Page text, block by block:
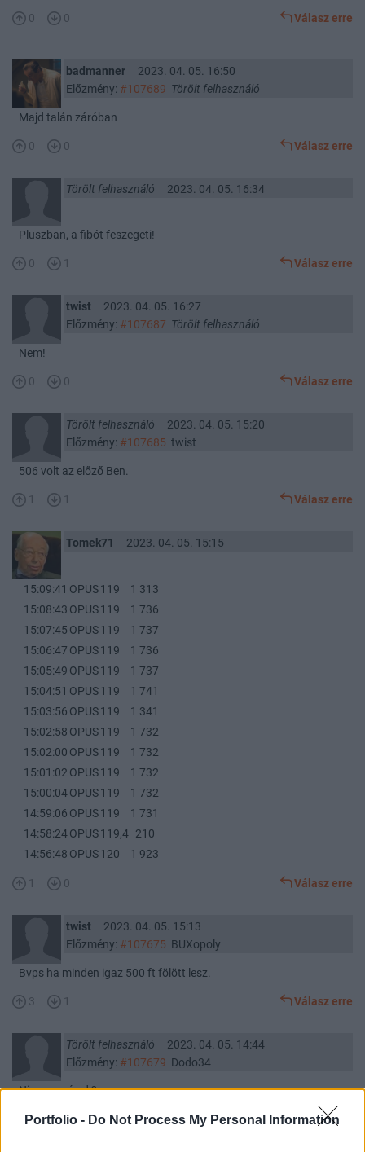
Portfolio - Do Not Process My Personal Information
0 0 Válasz erre
badmanner
2023. 04. 05. 16:50
Előzmény: #107689 Törölt felhasználó
Majd talán záróban
0 0 Válasz erre
Törölt felhasználó 2023. 04. 05. 16:34
Pluszban, a fibót feszegeti!
0 1 Válasz erre
twist
2023. 04. 05. 16:27
Előzmény: #107687 Törölt felhasználó
Nem!
0 0 Válasz erre
Törölt felhasználó
2023. 04. 05. 15:20
Előzmény: #107685 twist
506 volt az előző Ben.
1 1 Válasz erre
Tomek71 2023. 04. 05. 15:15
15:09:41 OPUS119
1 313
15:08:43 OPUS119
1 736
15:07:45 OPUS119
1 737
15:06:47 OPUS119
1 736
15:05:49 OPUS119
1 737
15:04:51 OPUS119
1 741
15:03:56 OPUS119
1 341
15:02:58 OPUS119
1 732
15:02:00 OPUS119
1 732
15:01:02 OPUS119
1 732
15:00:04OPUS119
1 732
14:59:06 OPUS119
1 731
14:58:24OPUS119,4 210
14:56:48 OPUS120 1 923
1 0 Válasz erre
twist
2023. 04. 05. 15:13
Előzmény: #107675 BUXopoly
Bvps ha minden igaz 500 ft fölött lesz.
3 1 Válasz erre
Törölt felhasználó
2023. 04. 05. 14:44
Előzmény: #107679 Dodo34
Nincs papírod ?
0 0 Válasz erre